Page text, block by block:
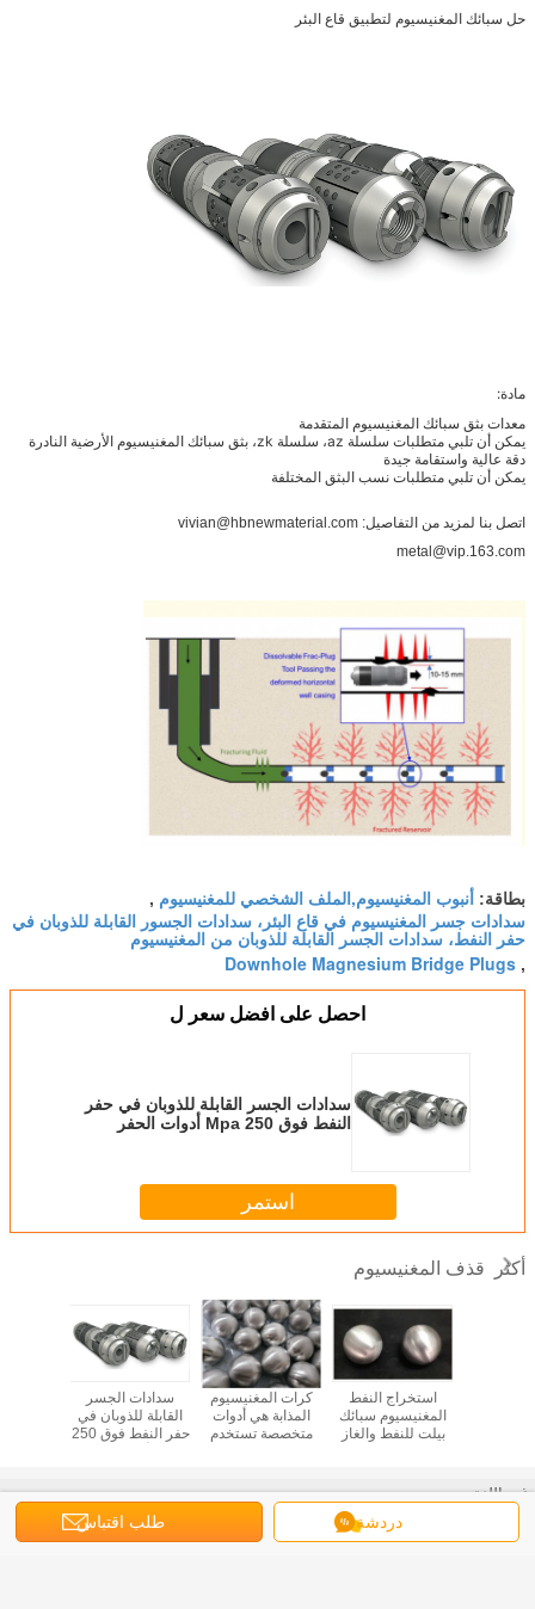
حل سبائك المغنيسيوم لتطبيق قاع البئر
مادة:
معدات بثق سبائك المغنيسيوم المتقدمة
يمكن أن تلبي متطلبات سلسلة az، سلسلة zk، بثق سبائك المغنيسيوم الأرضية النادرة
دقة عالية واستقامة جيدة
يمكن أن تلبي متطلبات نسب البثق المختلفة
اتصل بنا لمزيد من التفاصيل: vivian@hbnewmaterial.com
metal@vip.163.com
بطاقة: أنبوب المغنيسيوم,الملف الشخصي للمغنيسيوم ,
سدادات جسر المغنيسيوم في قاع البئر، سدادات الجسور القابلة للذوبان في
حفر النفط، سدادات الجسر القابلة للذوبان من المغنيسيوم
,
Downhole Magnesium Bridge Plugs
احصل على افضل سعر ل
سدادات الجسر القابلة للذوبان في حفر
النفط فوق 250 Mpa أدوات الحفر
استمر
أكثر قذف المغنيسيوم
سدادات الجسر
القابلة للذوبان في
حفر النفط فوق 250
كرات المغنيسيوم
المذابة هي أدوات
متخصصة تستخدم
استخراج النفط
المغنيسيوم سبائك
بيلت للنفط والغاز
Mpa كرة
دردشة طلب اقتباس
غير اللغة